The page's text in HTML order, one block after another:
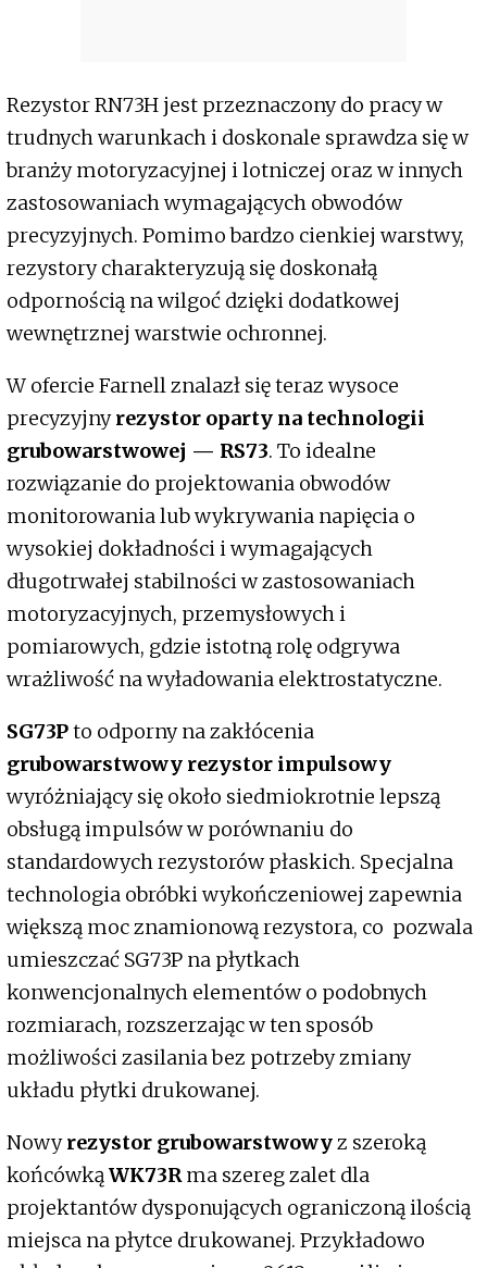
Rezystor RN73H jest przeznaczony do pracy w
trudnych warunkach i doskonale sprawdza się w
branży motoryzacyjnej i lotniczej oraz w innych
zastosowaniach wymagających obwodów
precyzyjnych. Pomimo bardzo cienkiej warstwy,
rezystory charakteryzują się doskonałą
odpornością na wilgoć dzięki dodatkowej
wewnętrznej warstwie ochronnej.
W ofercie Farnell znalazł się teraz wysoce
precyzyjnyrezystor oparty na technologii
grubowarstwowej — RS73. To idealne
rozwiązanie do projektowania obwodów
monitorowania lub wykrywania napięcia o
wysokiej dokładności i wymagających
długotrwałej stabilności w zastosowaniach
motoryzacyjnych, przemysłowych i
pomiarowych, gdzie istotną rolę odgrywa
wrażliwość na wyładowania elektrostatyczne.
SG73Pto odporny na zakłócenia
grubowarstwowy rezystor impulsowy
wyróżniający się około siedmiokrotnie lepszą
obsługą impulsów w porównaniu do
standardowych rezystorów płaskich. Specjalna
technologia obróbki wykończeniowej zapewnia
większą moc znamionową rezystora, co pozwala
umieszczać SG73P na płytkach
konwencjonalnych elementów o podobnych
rozmiarach, rozszerzając w ten sposób
możliwości zasilania bez potrzeby zmiany
układu płytki drukowanej.
Nowyrezystor grubowarstwowyz szeroką
końcówkąWK73Rma szereg zalet dla
projektantów dysponujących ograniczoną ilością
miejsca na płytce drukowanej. Przykładowo